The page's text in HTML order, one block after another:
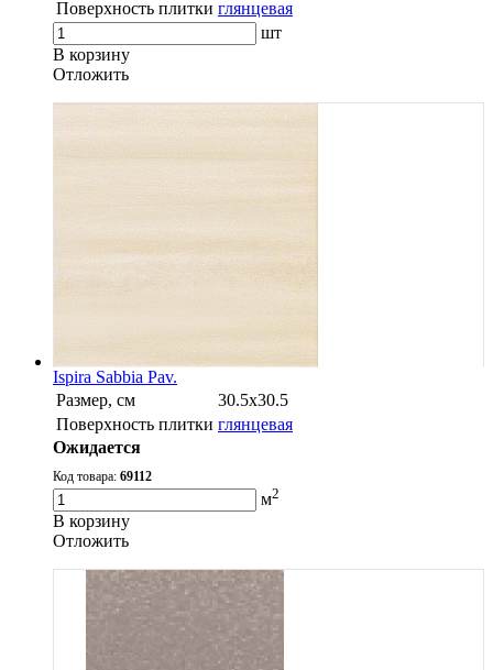
Поверхность плитки глянцевая
шт
В корзину
Oтложить
Ispira Sabbia Pav.
Размер, см
30.5х30.5
Поверхность плитки глянцевая
Ожидается
Код товара: 69112
м2
В корзину
Oтложить